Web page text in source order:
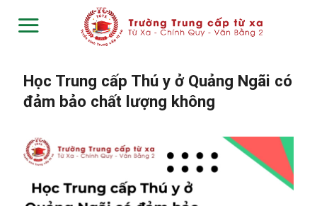
Học Trung cấp Thú y ở Quảng Ngãi có
đảm bảo chất lượng không